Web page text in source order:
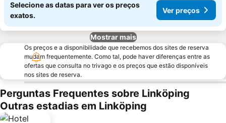
Selecione as datas para ver os preços
exatos.
Ver preços
Mostrar mais
Os preços e a disponibilidade que recebemos dos sites de reserva
mudam frequentemente. Como tal, pode haver diferenças entre as
ofertas que consulta no trivago e os preços que estão disponíveis
nos sites de reserva.
Perguntas Frequentes sobre Linköping
Outras estadias em Linköping